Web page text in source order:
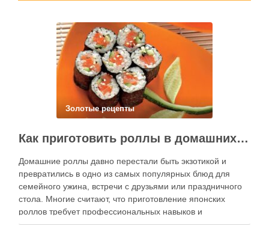
Золотые рецепты
Как приготовить роллы в домашних условиях?
Домашние роллы давно перестали быть экзотикой и
превратились в одно из самых популярных блюд для
семейного ужина, встречи с друзьями или праздничного
стола. Многие считают, что приготовление японских
роллов требует профессиональных навыков и
специального оборудования, однако на практике сделать